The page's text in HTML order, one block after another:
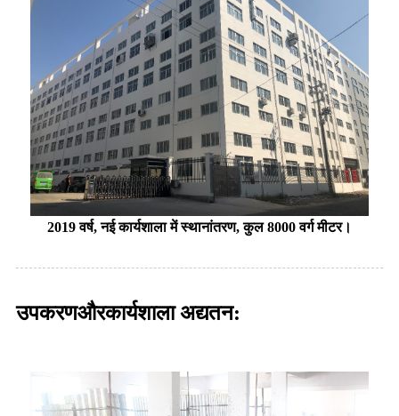
2019 वर्ष, नई कार्यशाला में स्थानांतरण, कुल 8000 वर्ग मीटर।
उपकरणऔरकार्यशाला अद्यतन: